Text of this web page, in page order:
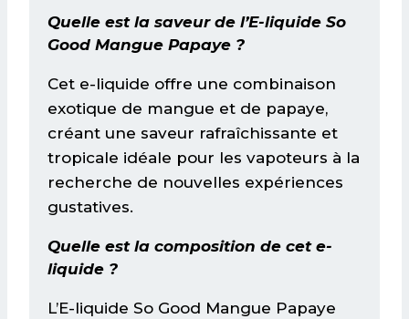
Quelle est la saveur de l’E-liquide So
Good Mangue Papaye ?
Cet e-liquide offre une combinaison
exotique de mangue et de papaye,
créant une saveur rafraîchissante et
tropicale idéale pour les vapoteurs à la
recherche de nouvelles expériences
gustatives.
Quelle est la composition de cet e-
liquide ?
L’E-liquide So Good Mangue Papaye